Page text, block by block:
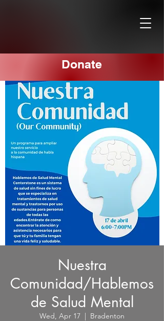
Donate
Nuestra
Comunidad/Hablemos
de Salud Mental
Wed, Apr 17
  |
Bradenton